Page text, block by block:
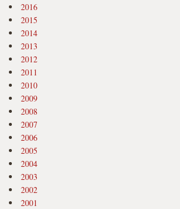
2016
2015
2014
2013
2012
2011
2010
2009
2008
2007
2006
2005
2004
2003
2002
2001